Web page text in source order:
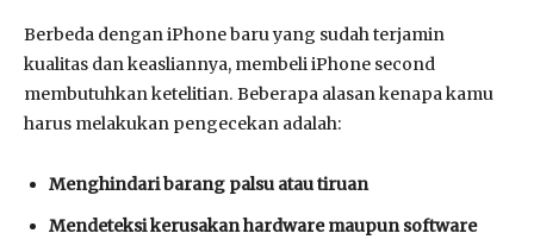
Berbeda dengan iPhone baru yang sudah terjamin
kualitas dan keasliannya, membeli iPhone second
membutuhkan ketelitian. Beberapa alasan kenapa kamu
harus melakukan pengecekan adalah:
Menghindari barang palsu atau tiruan
Mendeteksi kerusakan hardware maupun software